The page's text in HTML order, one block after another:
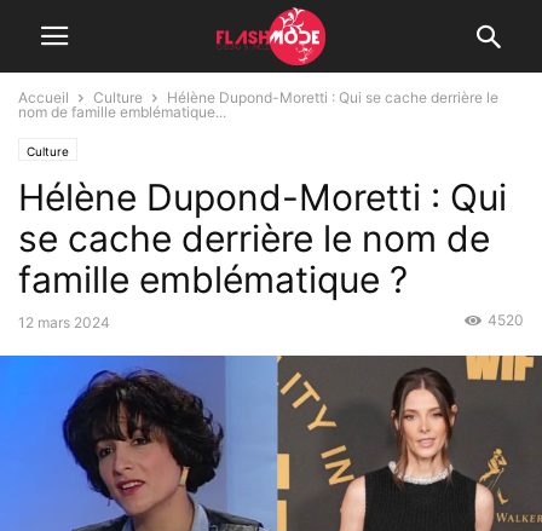
Accueil Culture
Hélène Dupond-Moretti : Qui se cache derrière le
nom de famille emblématique...
Culture
Hélène Dupond-Moretti : Qui
se cache derrière le nom de
famille emblématique ?
12 mars 2024 4520